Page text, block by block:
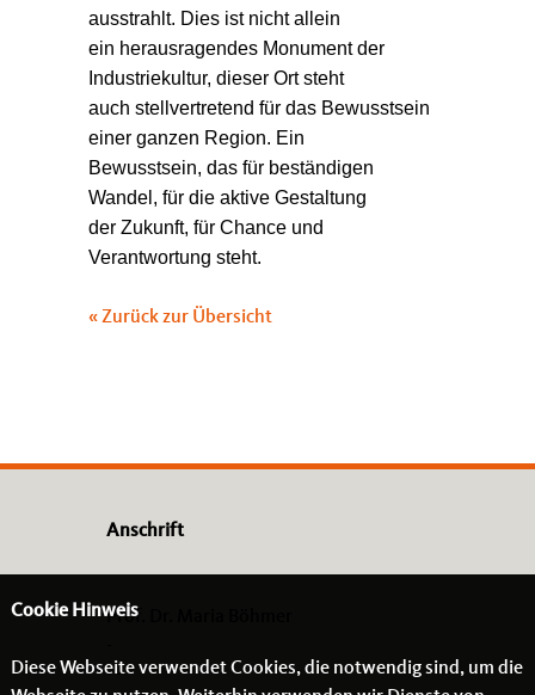
ausstrahlt. Dies ist nicht allein
ein herausragendes Monument der
Industriekultur, dieser Ort steht
auch stellvertretend für das Bewusstsein
einer ganzen Region. Ein
Bewusstsein, das für beständigen
Wandel, für die aktive Gestaltung
der Zukunft, für Chance und
Verantwortung steht.
« Zurück zur Übersicht
Anschrift
Prof. Dr. Maria Böhmer
- -
Cookie Hinweis
Diese Webseite verwendet Cookies, die notwendig sind, um die